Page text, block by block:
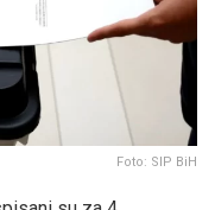
Foto: SIP BiH